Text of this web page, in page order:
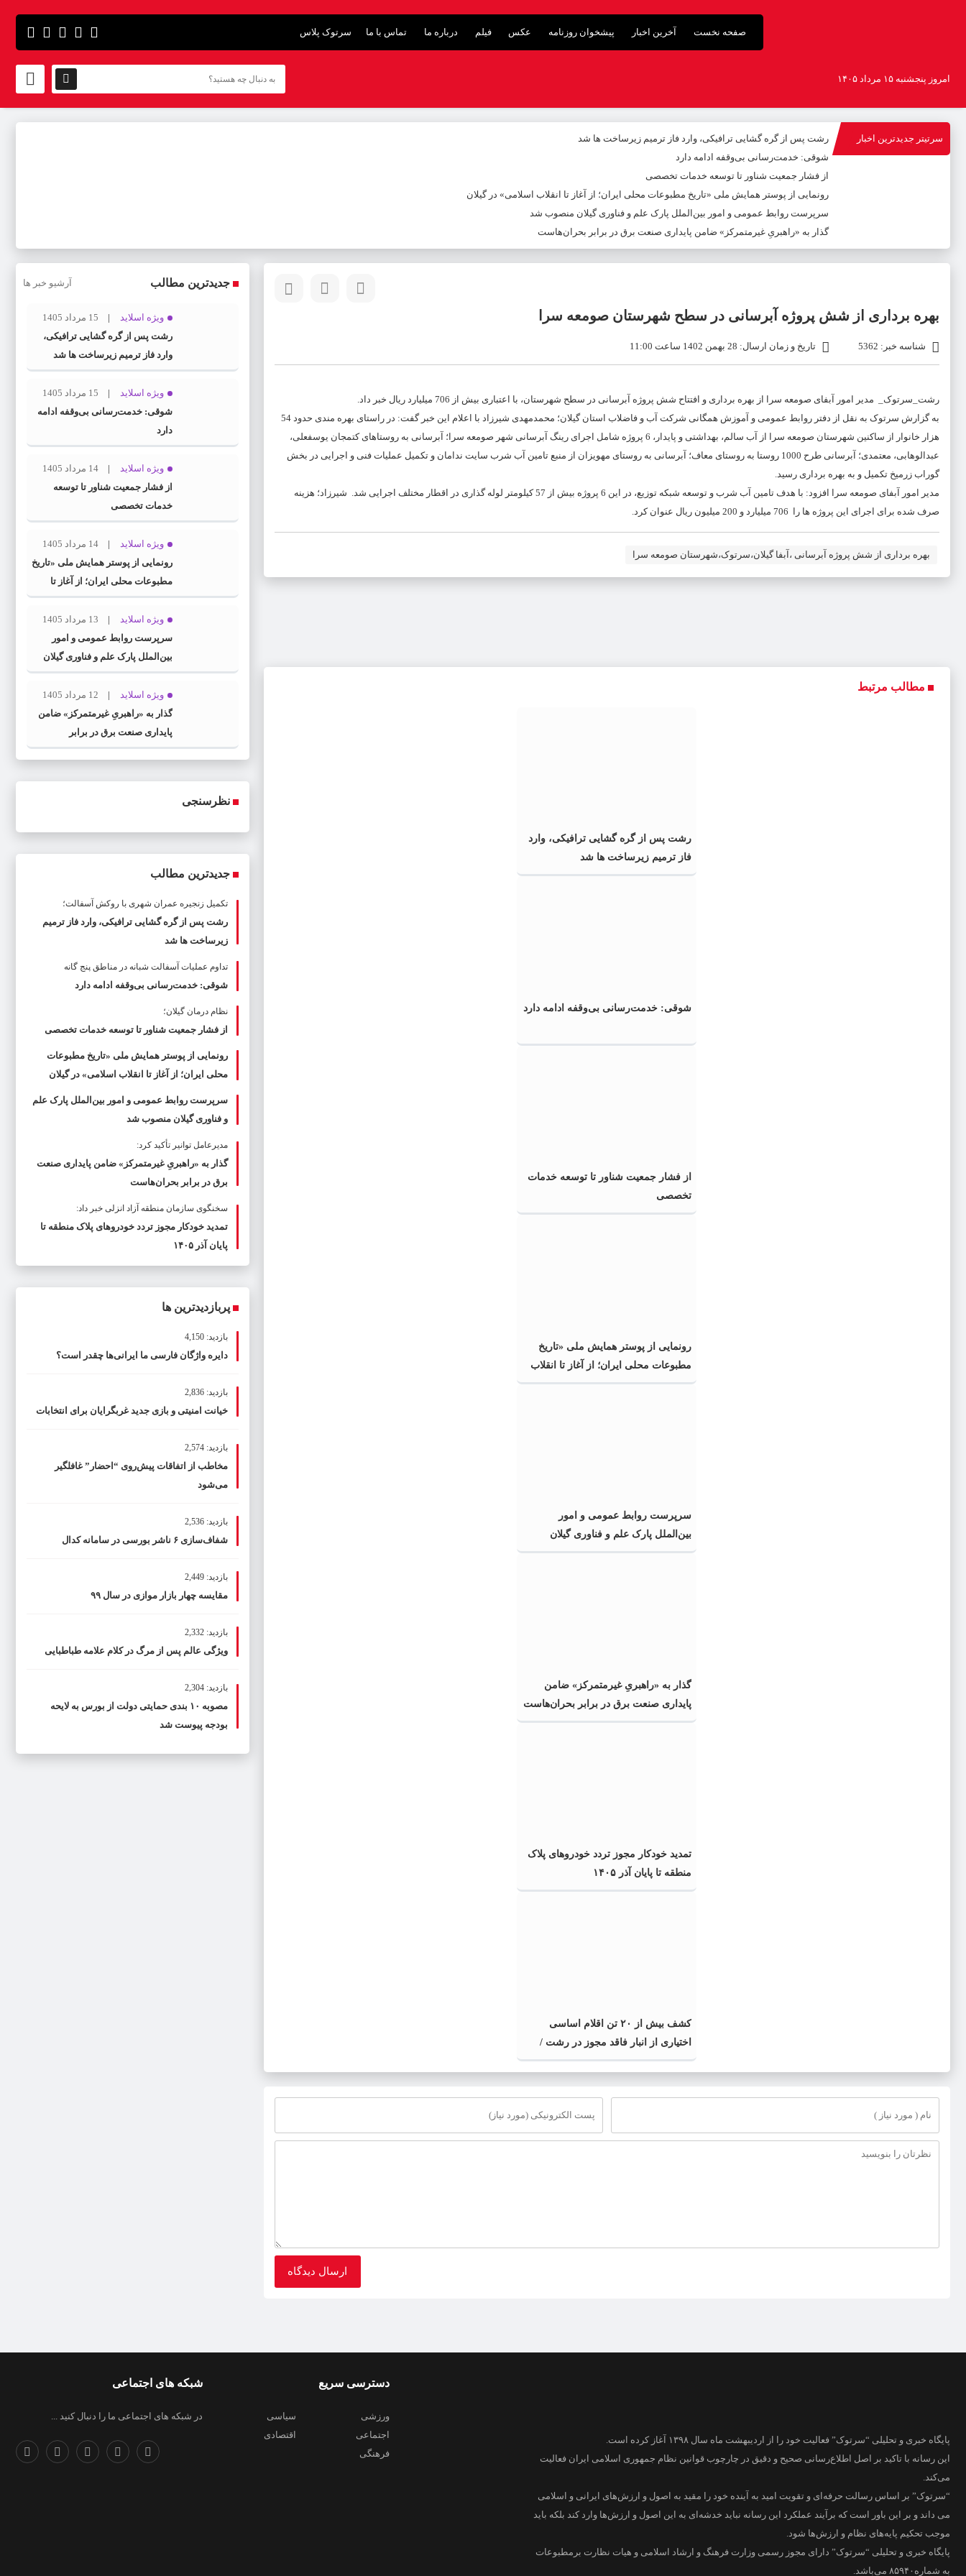
صفحه نخست آخرین اخبار پیشخوان روزنامه عکس فیلم درباره ما تماس با ما سرتوک پلاس
امروز پنجشنبه ۱۵ مرداد ۱۴۰۵
سرتیتر جدیدترین اخبار
رشت پس از گره گشایی ترافیکی، وارد فاز ترمیم زیرساخت ها شد
شوقی: خدمت‌رسانی بی‌وقفه ادامه دارد
از فشار جمعیت شناور تا توسعه خدمات تخصصی
رونمایی از پوستر همایش ملی «تاریخ مطبوعات محلی ایران؛ از آغاز تا انقلاب اسلامی» در گیلان
سرپرست روابط عمومی و امور بین‌الملل پارک علم و فناوری گیلان منصوب شد
گذار به «راهبریِ غیرمتمرکز» ضامن پایداری صنعت برق در برابر بحران‌هاست
بهره برداری از شش پروژه آبرسانی در سطح شهرستان صومعه سرا
شناسه خبر: 5362 تاریخ و زمان ارسال: 28 بهمن 1402 ساعت 11:00
رشت_سرتوک_ مدیر امور آبفای صومعه سرا از بهره برداری و افتتاح شش پروژه آبرسانی در سطح شهرستان، با اعتباری بیش از 706 میلیارد ریال خبر داد.
به گزارش سرتوک به نقل از دفتر روابط عمومی و آموزش همگانی شرکت آب و فاضلاب استان گیلان؛ محمدمهدی شیرزاد با اعلام این خبر گفت: در راستای بهره مندی حدود 54
هزار خانوار از ساکنین شهرستان صومعه سرا از آب سالم، بهداشتی و پایدار، 6 پروژه شامل اجرای رینگ آبرسانی شهر صومعه سرا؛ آبرسانی به روستاهای کتمجان یوسفعلی،
عبدالوهابی، معتمدی؛ آبرسانی طرح 1000 روستا به روستای معاف؛ آبرسانی به روستای مهویزان از منبع تامین آب شرب سایت ندامان و تکمیل عملیات فنی و اجرایی در بخش
گوراب زرمیخ تکمیل و به بهره برداری رسید.
مدیر امور آبفای صومعه سرا افزود: با هدف تامین آب شرب و توسعه شبکه توزیع، در این 6 پروژه بیش از 57 کیلومتر لوله گذاری در اقطار مختلف اجرایی شد. شیرزاد؛ هزینه
صرف شده برای اجرای این پروژه ها را 706 میلیارد و 200 میلیون ریال عنوان کرد.
بهره برداری از شش پروژه آبرسانی ،آبفا گیلان،سرتوک،شهرستان صومعه سرا
مطالب مرتبط
رشت پس از گره گشایی ترافیکی، وارد
فاز ترمیم زیرساخت ها شد
شوقی: خدمت‌رسانی بی‌وقفه ادامه دارد
از فشار جمعیت شناور تا توسعه خدمات
تخصصی
رونمایی از پوستر همایش ملی «تاریخ
مطبوعات محلی ایران؛ از آغاز تا انقلاب
اسلامی» در گیلان
سرپرست روابط عمومی و امور
بین‌الملل پارک علم و فناوری گیلان
منصوب شد
گذار به «راهبریِ غیرمتمرکز» ضامن
پایداری صنعت برق در برابر بحران‌هاست
تمدید خودکار مجوز تردد خودروهای پلاک
منطقه تا پایان آذر ۱۴۰۵
کشف بیش از ۲۰ تن اقلام اساسی
اختیاری از انبار فاقد مجوز در رشت /
کشف بیش از ۲ تن اقلام تاریخ مصرف
جدیدترین مطالب آرشیو خبر ها
ویژه اسلاید
15 مرداد 1405
رشت پس از گره گشایی ترافیکی،
وارد فاز ترمیم زیرساخت ها شد
ویژه اسلاید
15 مرداد 1405
شوقی: خدمت‌رسانی بی‌وقفه ادامه
دارد
ویژه اسلاید
14 مرداد 1405
از فشار جمعیت شناور تا توسعه
خدمات تخصصی
ویژه اسلاید
14 مرداد 1405
رونمایی از پوستر همایش ملی «تاریخ
مطبوعات محلی ایران؛ از آغاز تا
انقلاب اسلامی» در گیلان
ویژه اسلاید
13 مرداد 1405
سرپرست روابط عمومی و امور
بین‌الملل پارک علم و فناوری گیلان
منصوب شد
ویژه اسلاید
12 مرداد 1405
گذار به «راهبریِ غیرمتمرکز» ضامن
پایداری صنعت برق در برابر
بحران‌هاست
نظرسنجی
جدیدترین مطالب
تکمیل زنجیره عمران شهری با روکش آسفالت؛
رشت پس از گره گشایی ترافیکی، وارد فاز ترمیم
زیرساخت ها شد
تداوم عملیات آسفالت‌ شبانه در مناطق پنج گانه
شوقی: خدمت‌رسانی بی‌وقفه ادامه دارد
نظام درمان گیلان؛
از فشار جمعیت شناور تا توسعه خدمات تخصصی
رونمایی از پوستر همایش ملی «تاریخ مطبوعات
محلی ایران؛ از آغاز تا انقلاب اسلامی» در گیلان
سرپرست روابط عمومی و امور بین‌الملل پارک علم
و فناوری گیلان منصوب شد
مدیرعامل توانیر تأکید کرد:
گذار به «راهبریِ غیرمتمرکز» ضامن پایداری صنعت
برق در برابر بحران‌هاست
سخنگوی سازمان منطقه آزاد انزلی خبر داد:
تمدید خودکار مجوز تردد خودروهای پلاک منطقه تا
پایان آذر ۱۴۰۵
پربازدیدترین ها
بازدید: 4,150
دایره واژگان فارسی ما ایرانی‌ها چقدر است؟
بازدید: 2,836
خیانت امنیتی و بازی جدید غربگرایان برای انتخابات
بازدید: 2,574
مخاطب از اتفاقات پیش‌روی “احضار” غافلگیر
می‌شود
بازدید: 2,536
شفاف‌سازی ۶ ناشر بورسی در سامانه کدال
بازدید: 2,449
مقایسه چهار بازار موازی در سال ۹۹
بازدید: 2,332
ویژگی عالم پس از مرگ در کلام علامه طباطبایی
بازدید: 2,304
مصوبه ۱۰ بندی حمایتی دولت از بورس به لایحه
بودجه پیوست شد
پایگاه خبری و تحلیلی “سرتوک” فعالیت خود را از اردیبهشت ماه سال ۱۳۹۸ آغاز کرده است.
این رسانه با تاکید بر اصل اطلاع‌رسانی صحیح و دقیق در چارچوب قوانین نظام جمهوری اسلامی ایران فعالیت
می‌کند.
“سرتوک” بر اساس رسالت حرفه‌ای و تقویت امید به آینده خود را مقید به اصول و ارزش‌های ایرانی و اسلامی
می داند و بر این باور است که برآیند عملکرد این رسانه نباید خدشه‌ای به این اصول و ارزش‌ها وارد کند بلکه باید
موجب تحکیم پایه‌های نظام و ارزش‌ها شود.
پایگاه خبری و تحلیلی “سرتوک” دارای مجوز رسمی وزارت فرهنگ و ارشاد اسلامی و هیات نظارت برمطبوعات
به شماره۸۵۹۴۰ می‌باشد.
شبکه های اجتماعی
در شبکه های اجتماعی ما را دنبال کنید ...
دسترسی سریع
ورزشی
سیاسی
اجتماعی
اقتصادی
فرهنگی